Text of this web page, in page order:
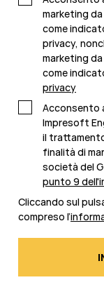
marketing
come
privacy,
marketing
come
privacy
Acconsento
Impresoft
il
finalità di
società del
punto 9
Cliccando sul
compreso l’